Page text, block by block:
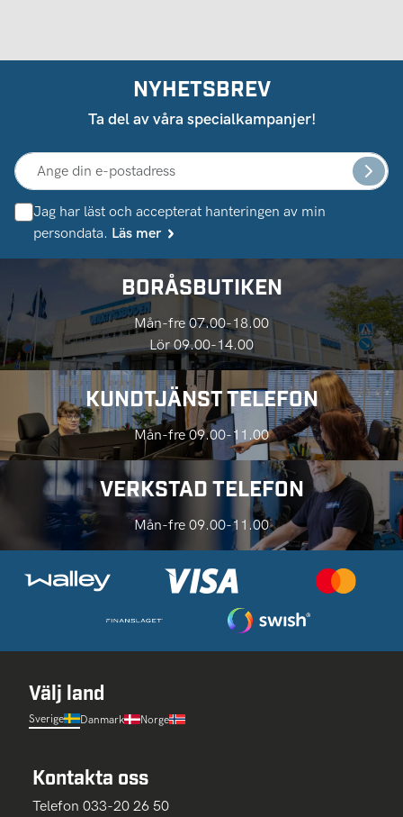
NYHETSBREV
Ta del av våra specialkampanjer!
Jag har läst och accepterat hanteringen av min
persondata. Läs mer
BORÅSBUTIKEN
Mån-fre 07.00-18.00
Lör 09.00-14.00
KUNDTJÄNST TELEFON
Mån-fre 09.00-11.00
VERKSTAD TELEFON
Mån-fre 09.00-11.00
Välj land
Sverige Danmark Norge
Kontakta oss
Telefon 033-20 26 50